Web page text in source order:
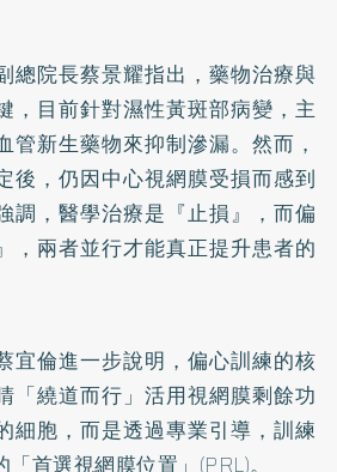
總院長蔡景耀指出，藥物治療與
，目前針對濕性黃斑部病變，主
管新生藥物來抑制滲漏。然而，
後，仍因中心視網膜受損而感到
調，醫學治療是『止損』，而偏
，兩者並行才能真正提升患者的
宜倫進一步說明，偏心訓練的核
「繞道而行」活用視網膜剩餘功
細胞，而是透過專業引導，訓練
首選視網膜位置」(PRL)。